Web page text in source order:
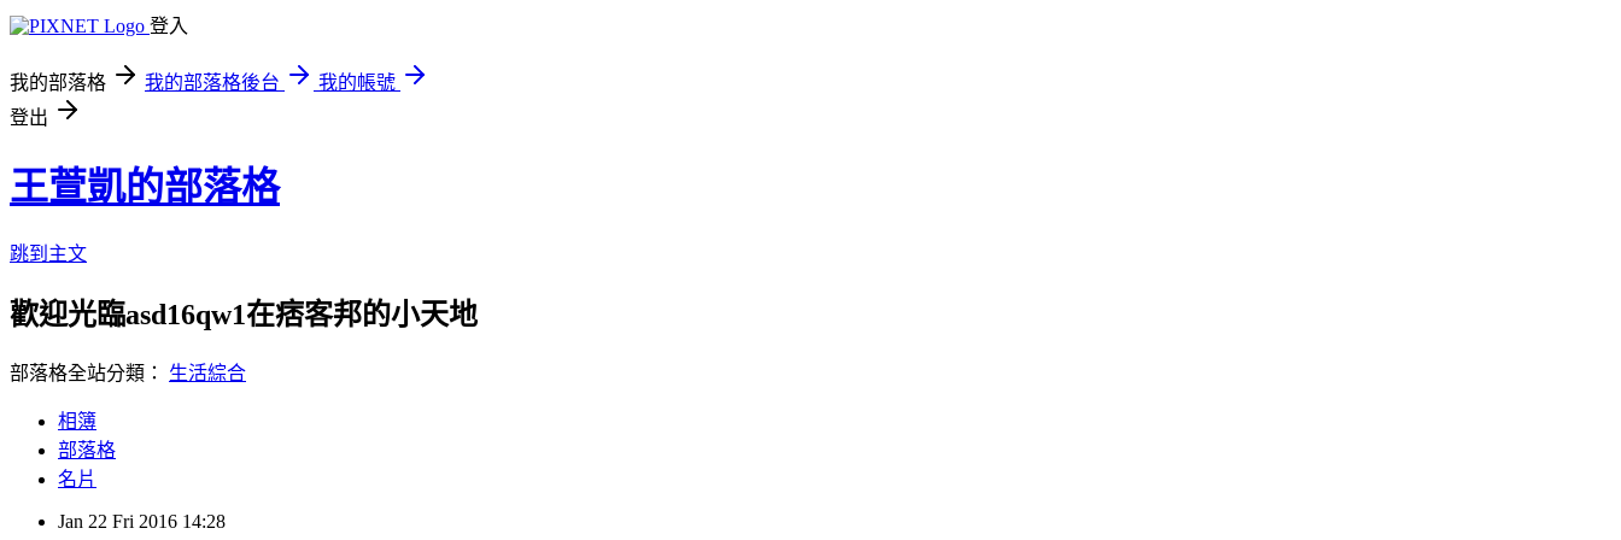
登入
我的部落格 我的部落格後台
我的帳號
登出
王萱凱的部落格
跳到主文
歡迎光臨asd16qw1在痞客邦的小天地
部落格全站分類： 生活綜合
相簿
部落格
名片
Jan 22 Fri 2016 14:28